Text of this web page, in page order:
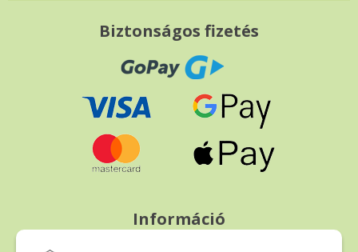
Biztonságos fizetés
Információ